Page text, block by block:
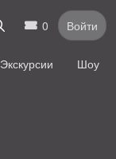
0 Войти
Экскурсии Шоу